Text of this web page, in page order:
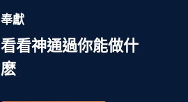
奉獻
看看神通過你能做什
麽